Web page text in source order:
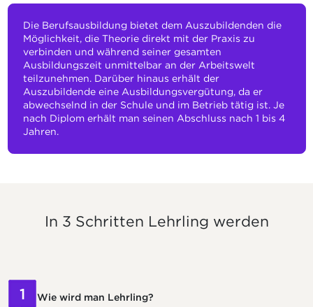
Die Berufsausbildung bietet dem Auszubildenden die
Möglichkeit, die Theorie direkt mit der Praxis zu
verbinden und während seiner gesamten
Ausbildungszeit unmittelbar an der Arbeitswelt
teilzunehmen. Darüber hinaus erhält der
Auszubildende eine Ausbildungsvergütung, da er
abwechselnd in der Schule und im Betrieb tätig ist. Je
nach Diplom erhält man seinen Abschluss nach 1 bis 4
Jahren.
In 3 Schritten Lehrling werden
1 Wie wird man Lehrling?